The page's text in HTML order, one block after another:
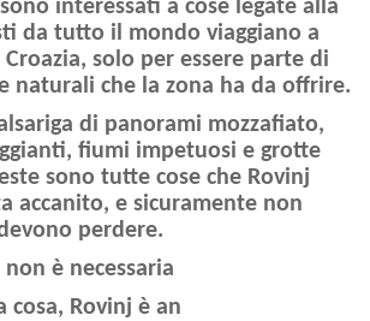
interessati a cose legate alla
da tutto il mondo viaggiano a
solo per essere parte di
naturali che la zona ha da offrire.
di panorami mozzafiato,
fiumi impetuosi e grotte
sono tutte cose che Rovinj
accanito, e sicuramente non
perdere.
è necessaria
cosa, Rovinj è an